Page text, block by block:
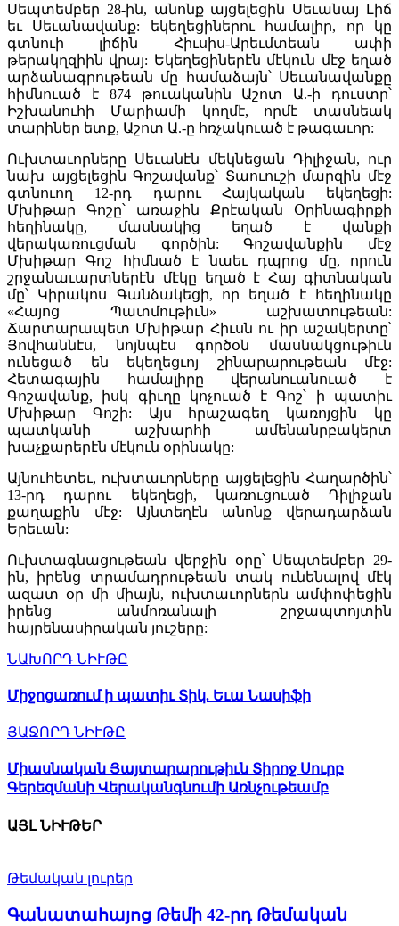
Սեպտեմբեր 28-ին, անոնք այցելեցին Սեւանայ Լիճ
եւ Սեւանավանք: եկեղեցիներու համալիր, որ կը
գտնուի լիճին Հիւսիս-Արեւմտեան ափի
թերակղզիին վրայ: Եկեղեցիներէն մէկուն մէջ եղած
արձանագրութեան մը համաձայն՝ Սեւանավանքը
հիմնուած է 874 թուականին Աշոտ Ա.-ի դուստր՝
Իշխանուհի Մարիամի կողմէ, որմէ տասնեակ
տարիներ ետք, Աշոտ Ա.-ը հռչակուած է թագաւոր:
Ուխտաւորները Սեւանէն մեկնեցան Դիլիջան, ուր
նախ այցելեցին Գոշավանք՝ Տաուուշի մարզին մէջ
գտնուող 12-րդ դարու Հայկական եկեղեցի:
Մխիթար Գոշը՝ առաջին Քրէական Օրինագիրքի
հեղինակը, մասնակից եղած է վանքի
վերակառուցման գործին: Գոշավանքին մէջ
Մխիթար Գոշ հիմնած է նաեւ դպրոց մը, որուն
շրջանաւարտներէն մէկը եղած է Հայ գիտնական
մը՝ Կիրակոս Գանձակեցի, որ եղած է հեղինակը
«Հայոց Պատմութիւն» աշխատութեան:
Ճարտարապետ Մխիթար Հիւսն ու իր աշակերտը՝
Յովհաննէս, նոյնպէս գործօն մասնակցութիւն
ունեցած են եկեղեցւոյ շինարարութեան մէջ:
Հետագային համալիրը վերանուանուած է
Գոշավանք, իսկ գիւղը կոչուած է Գոշ՝ ի պատիւ
Մխիթար Գոշի: Այս հրաշագեղ կառոյցին կը
պատկանի աշխարհի ամենանրբակերտ
խաչքարերէն մէկուն օրինակը:
Այնուհետեւ, ուխտաւորները այցելեցին Հաղարծին՝
13-րդ դարու եկեղեցի, կառուցուած Դիլիջան
քաղաքին մէջ: Այնտեղէն անոնք վերադարձան
Երեւան:
Ուխտագնացութեան վերջին օրը՝ Սեպտեմբեր 29-
ին, իրենց տրամադրութեան տակ ունենալով մէկ
ազատ օր մի միայն, ուխտաւորներն ամփոփեցին
իրենց անմոռանալի շրջապտոյտին
հայրենասիրական յուշերը:
ՆԱԽՈՐԴ ՆԻՒԹԸ
Միջոցառում ի պատիւ Տիկ. Եւա Նասիֆի
ՅԱՋՈՐԴ ՆԻՒԹԸ
Միասնական Յայտարարութիւն Տիրոջ Սուրբ
Գերեզմանի Վերականգնումի Առնչութեամբ
ԱՅԼ ՆԻՒԹԵՐ
Թեմական լուրեր
Գանատահայոց Թեմի 42-րդ Թեմական